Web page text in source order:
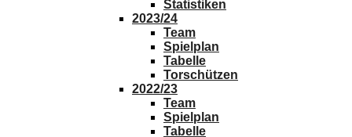
Statistiken
2023/24
Team
Spielplan
Tabelle
Torschützen
2022/23
Team
Spielplan
Tabelle